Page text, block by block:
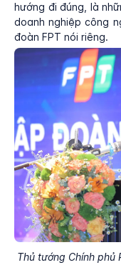
hướng đi đúng, là
doanh nghiệp công
đoàn FPT nói riêng.
Thủ tướng Chính phủ